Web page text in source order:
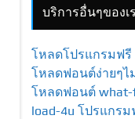
บริการอื่นๆของเ
โหลดโปรแกรมฟรี
โหลดฟอนต์ง่ายๆไ
โหลดฟอนต์
load-4u โปรแกร